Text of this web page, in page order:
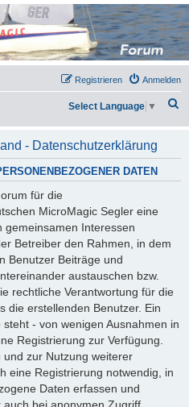
Anmelden
Registrieren
h
e
Select Language ▼
- Datenschutzerklärung
DATEN
für die
MicroMagic Segler eine
gemeinsamen Interessen
Betreiber den Rahmen, in dem
Benutzer Beiträge und
austauschen bzw.
rechtliche Verantwortung für die
die erstellenden Benutzer. Ein
- von wenigen Ausnahmen in
Registrierung zur Verfügung.
zur Nutzung weiterer
eine Registrierung notwendig, in
Daten erfassen und
bei anonymen Zugriff